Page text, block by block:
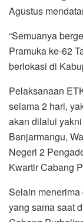
Agustus
“Semuanya
Pramuka ke-62
berlokasi di
Pelaksanaan
selama 2 hari,
akan dilalui
Banjarmangu,
Negeri 2
Kwartir Cabang
Selain
yang sama saat